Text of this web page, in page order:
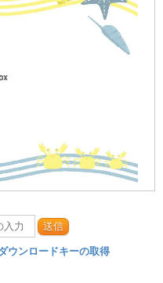
送信
ウンロードキーの取得